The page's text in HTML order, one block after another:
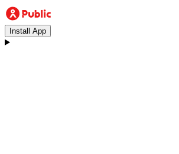
Install App